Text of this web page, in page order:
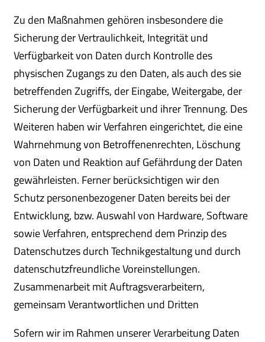
Zu den Maßnahmen gehören insbesondere die
Sicherung der Vertraulichkeit, Integrität und
Verfügbarkeit von Daten durch Kontrolle des
physischen Zugangs zu den Daten, als auch des sie
betreffenden Zugriffs, der Eingabe, Weitergabe, der
Sicherung der Verfügbarkeit und ihrer Trennung. Des
Weiteren haben wir Verfahren eingerichtet, die eine
Wahrnehmung von Betroffenenrechten, Löschung
von Daten und Reaktion auf Gefährdung der Daten
gewährleisten. Ferner berücksichtigen wir den
Schutz personenbezogener Daten bereits bei der
Entwicklung, bzw. Auswahl von Hardware, Software
sowie Verfahren, entsprechend dem Prinzip des
Datenschutzes durch Technikgestaltung und durch
datenschutzfreundliche Voreinstellungen.
Zusammenarbeit mit Auftragsverarbeitern,
gemeinsam Verantwortlichen und Dritten
Sofern wir im Rahmen unserer Verarbeitung Daten